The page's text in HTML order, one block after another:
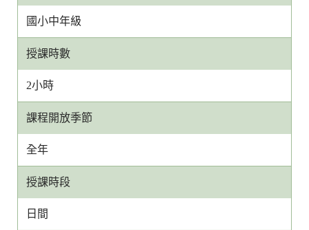
國小中年級
授課時數
2小時
課程開放季節
全年
授課時段
日間